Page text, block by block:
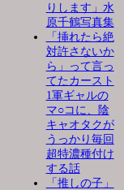
りします」水
原千鶴写真集
「挿れたら絶
対許さないか
ら」って言っ
てたカースト
1軍ギャルの
マ○コに、陰
キャオタクが
うっかり毎回
超特濃種付け
する話
「推しの子」